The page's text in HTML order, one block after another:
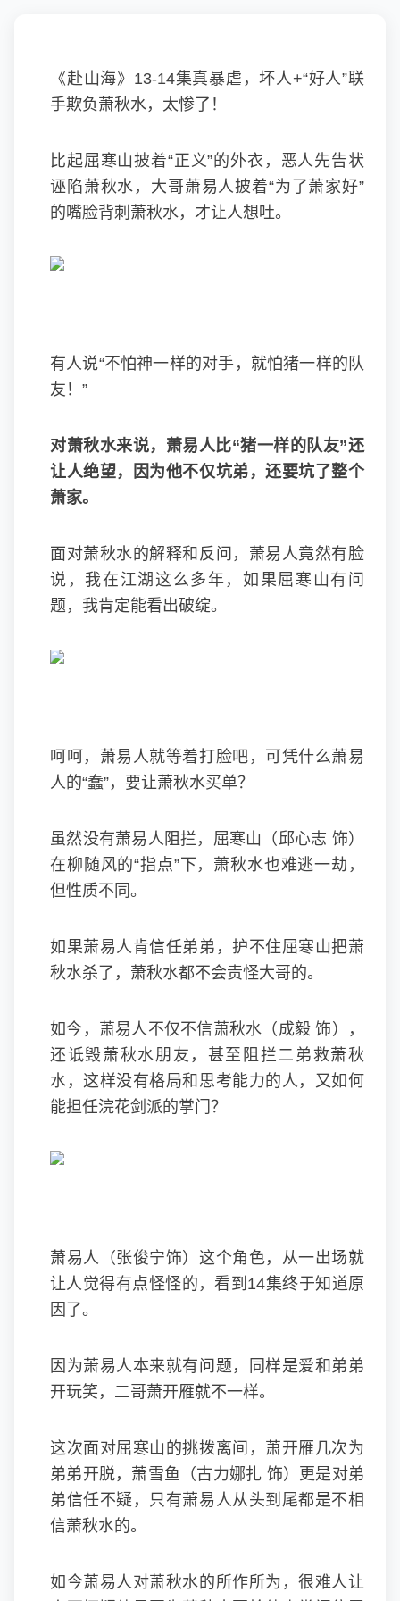
《赴山海》13-14集真暴虐，坏人+“好人”联
手欺负萧秋水，太惨了！
比起屈寒山披着“正义”的外衣，恶人先告状
诬陷萧秋水，大哥萧易人披着“为了萧家好”
的嘴脸背刺萧秋水，才让人想吐。
有人说“不怕神一样的对手，就怕猪一样的队
友！”
对萧秋水来说，萧易人比“猪一样的队友”还
让人绝望，因为他不仅坑弟，还要坑了整个
萧家。
面对萧秋水的解释和反问，萧易人竟然有脸
说，我在江湖这么多年，如果屈寒山有问
题，我肯定能看出破绽。
呵呵，萧易人就等着打脸吧，可凭什么萧易
人的“蠢”，要让萧秋水买单？
虽然没有萧易人阻拦，屈寒山（邱心志 饰）
在柳随风的“指点”下，萧秋水也难逃一劫，
但性质不同。
如果萧易人肯信任弟弟，护不住屈寒山把萧
秋水杀了，萧秋水都不会责怪大哥的。
如今，萧易人不仅不信萧秋水（成毅 饰），
还诋毁萧秋水朋友，甚至阻拦二弟救萧秋
水，这样没有格局和思考能力的人，又如何
能担任浣花剑派的掌门？
萧易人（张俊宁饰）这个角色，从一出场就
让人觉得有点怪怪的，看到14集终于知道原
因了。
因为萧易人本来就有问题，同样是爱和弟弟
开玩笑，二哥萧开雁就不一样。
这次面对屈寒山的挑拨离间，萧开雁几次为
弟弟开脱，萧雪鱼（古力娜扎 饰）更是对弟
弟信任不疑，只有萧易人从头到尾都是不相
信萧秋水的。
如今萧易人对萧秋水的所作所为，很难人让